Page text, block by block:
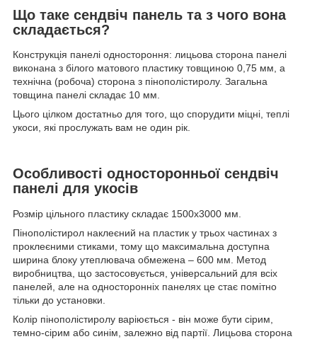
Що таке сендвіч панель та з чого вона
складається?
Конструкція панелі одностороння: лицьова сторона панелі
виконана з білого матового пластику товщиною 0,75 мм, а
технічна (робоча) сторона з пінополістиролу. Загальна
товщина панелі складає 10 мм.
Цього цілком достатньо для того, що спорудити міцні, теплі
укоси, які прослужать вам не один рік.
Особливості односторонньої сендвіч
панелі для укосів
Розмір цільного пластику складає 1500х3000 мм.
Пінополістирол наклеєний на пластик у трьох частинах з
проклеєними стиками, тому що максимальна доступна
ширина блоку утеплювача обмежена – 600 мм. Метод
виробництва, що застосовується, універсальний для всіх
панелей, але на односторонніх панелях це стає помітно
тільки до установки.
Колір пінополістиролу варіюється - він може бути сірим,
темно-сірим або синім, залежно від партії. Лицьова сторона